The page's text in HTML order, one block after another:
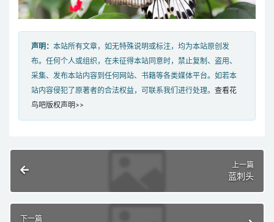
声明： 本站所有文章，如无特殊说明或标注，均为本站原创发
布。任何个人或组织，在未征得本站同意时，禁止复制、盗用、
采集、发布本站内容到任何网站、书籍等各类媒体平台。如若本
站内容侵犯了原著者的合法权益，可联系我们进行处理。 查看花
鸟吧版权声明>>
上一篇
蓝刺头
下一篇